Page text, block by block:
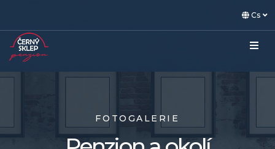
Cs
FOTOGALERIE